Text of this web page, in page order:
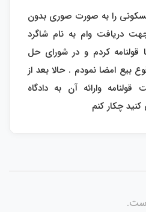
۸۹ زمین مسکونی را به صورت صوری بدون
دریافت وام به نام شاگرد
قولنامه کردم و در شورای حل
بیع امضا نمودم . حالا بعد از
قولنامه وارائه آن به دادگاه
چکار کنم